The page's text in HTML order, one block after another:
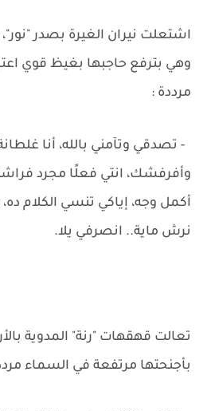
اشتعلت نيران الغيرة بصدر
وهي بترفع حاجبها بغيظ قوي
مرددة :
- تصدقي وتآمني بالله، أنا
وأفرفشك، انتي فعلًا مجرد
أكمل وجه، إياكي تنسي الكلام
نرش ماية.. انصرفي يلا.
تعالت قهقهات "رنة" المدوية
بأجنحتها مرتفعة في السماء